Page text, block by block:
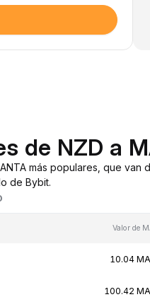
de NZD a
más populares, que
de Bybit.
Valor de
10.04
100.42